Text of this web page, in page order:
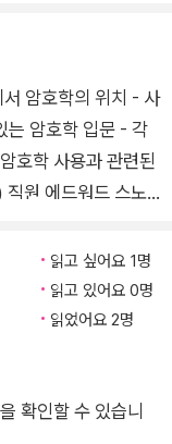
트넘 과학축제Chelt
중앙 텔레비전中国中
에브리데이 크립토그
『두 얼굴의 신기술:
커의 심리』(2024),
이터』(2023), 『인류
버시 중심 디자인은
』(2020), 『에브리데
보 밥상』(2012), 『불
등이 있다.
기술을 일상적으로
정보는 상대적으로 취
문에 정보 유출의 위
호와 통제의 필요성
스, 예컨대 데이터의
본 메커니즘을 제공
, 정보 보호에 적용되
라면 주목해야 하는
는 또 있다.
는 암호학 입문 - 각
호학 사용과 관련된
원 에드워드 스노
기술 - 토르와 비트
이 등 새로운 암호학
유도 함수, 키 포장
하려는 모든 이에게
읽고 싶어요 1명
읽고 있어요 0명
읽었어요 2명
확인할 수 있습니